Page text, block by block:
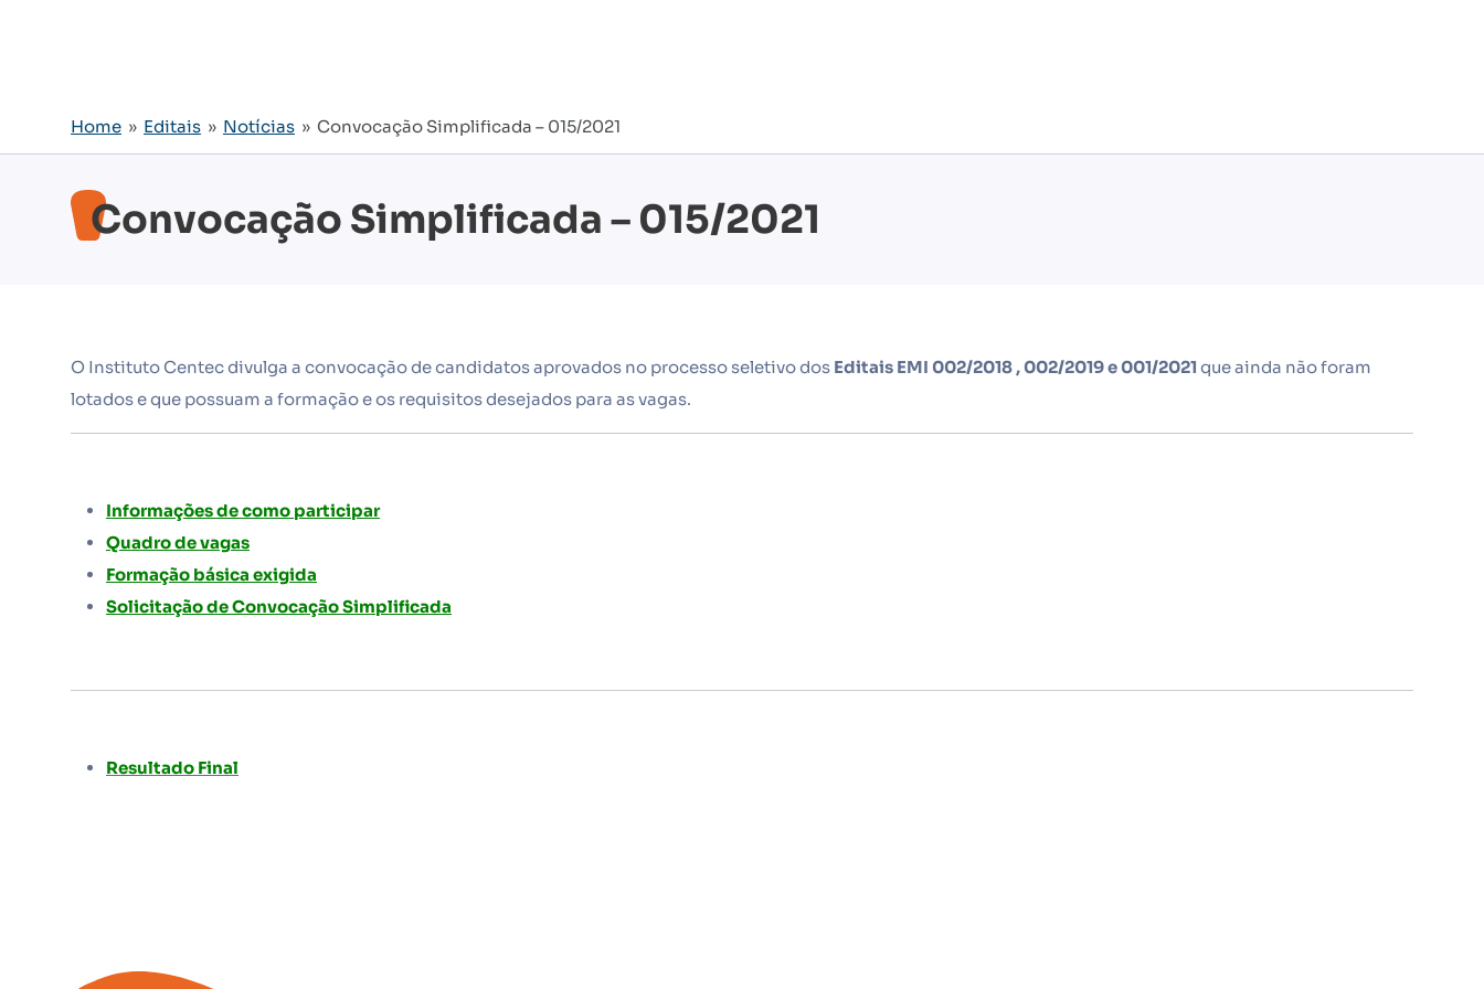
Home » Editais » Notícias » Convocação Simplificada – 015/2021
Convocação Simplificada – 015/2021
O Instituto Centec divulga a convocação de candidatos aprovados no processo seletivo dos Editais EMI 002/2018 , 002/2019e 001/2021 que ainda não foram
lotados e que possuam a formação e os requisitos desejados para as vagas.
Informações de como participar
Quadro de vagas
Formação básica exigida
Solicitação de Convocação Simplificada
Resultado Final